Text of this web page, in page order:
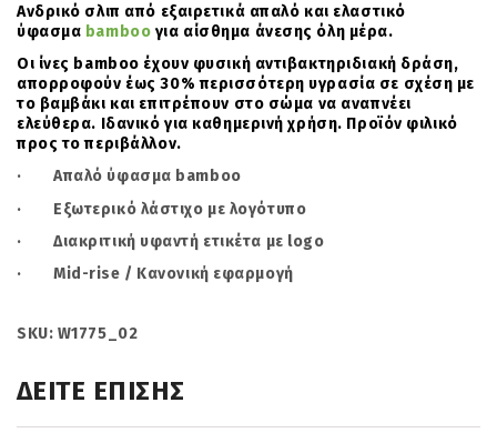
Ανδρικό σλιπ από εξαιρετικά απαλό και ελαστικό
ύφασμα bambooγια αίσθημα άνεσης όλη μέρα.
Οι ίνες bamboo έχουν φυσική αντιβακτηριδιακή δράση,
απορροφούν έως 30% περισσότερη υγρασία σε σχέση με
το βαμβάκι και επιτρέπουν στο σώμα να αναπνέει
ελεύθερα. Ιδανικό για καθημερινή χρήση. Προϊόν φιλικό
προς το περιβάλλον.
· Απαλό ύφασμα bamboo
· Εξωτερικό λάστιχο με λογότυπο
· Διακριτική υφαντή ετικέτα με logo
· Mid-rise / Κανονική εφαρμογή
SKU: W1775_02
ΔΕΙΤΕ ΕΠΙΣΗΣ